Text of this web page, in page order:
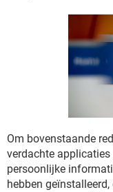
Om bovenstaande
verdachte
persoonlijke
hebben